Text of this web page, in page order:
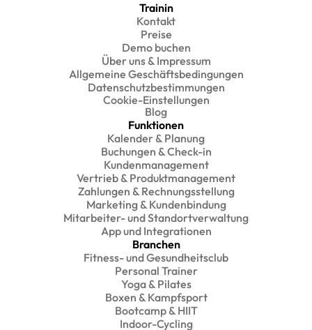
Trainin
Kontakt
Preise
Demo buchen
Über uns & Impressum
Allgemeine Geschäftsbedingungen
Datenschutzbestimmungen
Cookie-Einstellungen
Blog
Funktionen
Kalender & Planung
Buchungen & Check-in
Kundenmanagement
Vertrieb & Produktmanagement
Zahlungen & Rechnungsstellung
Marketing & Kundenbindung
Mitarbeiter- und Standortverwaltung
App und Integrationen
Branchen
Fitness- und Gesundheitsclub
Personal Trainer
Yoga & Pilates
Boxen & Kampfsport
Bootcamp & HIIT
Indoor-Cycling